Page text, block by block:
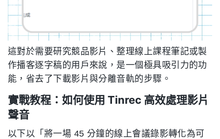
這對於需要研究競品影片、整理線上課程筆記或製
作播客逐字稿的用戶來說，是一個極具吸引力的功
能，省去了下載影片與分離音軌的步驟。
實戰教程：如何使用 Tinrec 高效處理影片
聲音
以下以「將一場 45 分鐘的線上會議錄影轉化為可